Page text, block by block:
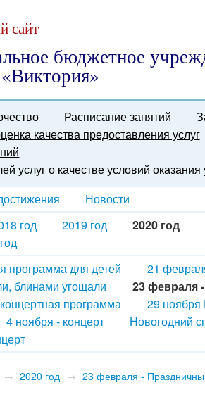
сайт
бюджетное
Расписание занятий
качества предоставления услуг
услуг о качестве условий оказания
Новости
год 2019 год 2020 год
программа для детей
21
блинами угощали
23 февраля
программа
29 ноября
4 ноября - концерт
Новогодний
→ 2020 год → 23 февраля -